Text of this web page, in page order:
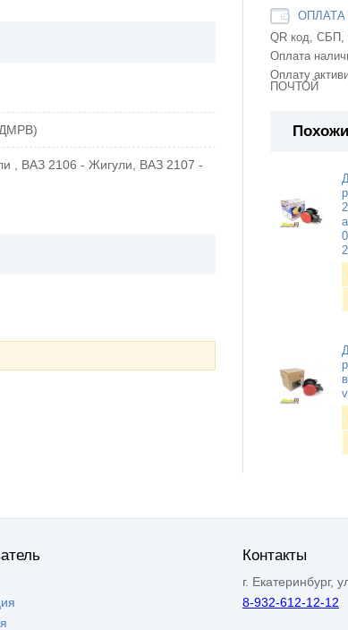
, ВАЗ 2106 - Жигули, ВАЗ 2107 -
ОПЛАТА
QR код, СБП,
Оплата
Оплату
ПОЧТОЙ
Контакты
г. Екатеринбург,
8-932-612-12-12